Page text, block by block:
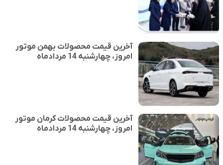
آخرین قیمت محصولات بهمن موتور
امروز، چهارشنبه 14 مردادماه
آخرین قیمت محصولات کرمان موتور
امروز، چهارشنبه 14 مردادماه